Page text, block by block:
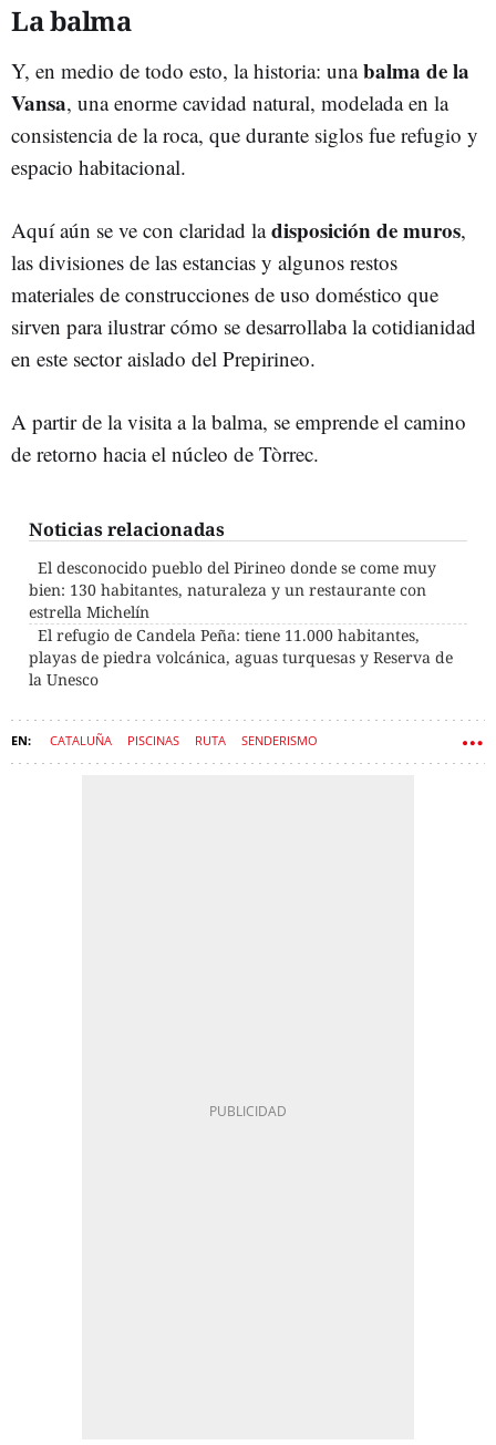
La balma
Y, en medio de todo esto, la historia: unabalma de la
Vansa, una enorme cavidad natural, modelada en la
consistencia de la roca, que durante siglos fue refugio y
espacio habitacional.
Aquí aún se ve con claridad ladisposición de muros,
las divisiones de las estancias y algunos restos
materiales de construcciones de uso doméstico que
sirven para ilustrar cómo se desarrollaba la cotidianidad
en este sector aislado del Prepirineo.
A partir de la visita a la balma, se emprende el camino
de retorno hacia el núcleo de Tòrrec.
Noticias relacionadas
El desconocido pueblo del Pirineo donde se come muy
bien: 130 habitantes, naturaleza y un restaurante con
estrella Michelín
El refugio de Candela Peña: tiene 11.000 habitantes,
playas de piedra volcánica, aguas turquesas y Reserva de
la Unesco
CATALUÑA PISCINAS RUTA SENDERISMO